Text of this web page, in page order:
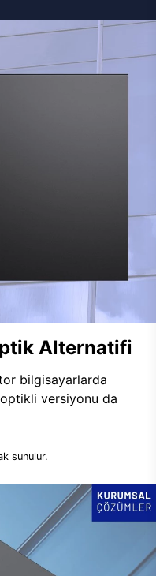
Alternatifi
bilgisayarlarda
optikli versiyonu da
sunulur.